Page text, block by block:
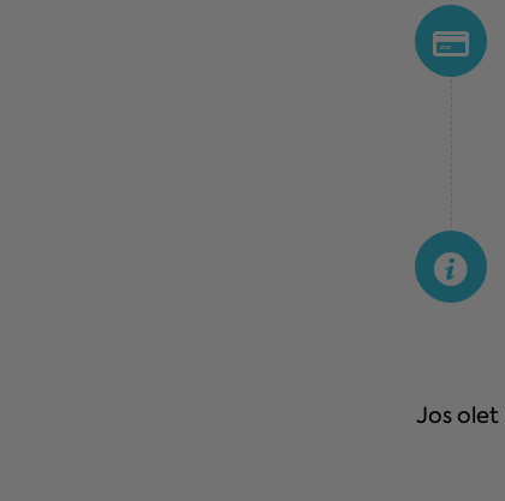
Jos